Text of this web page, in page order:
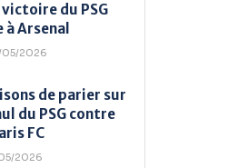
victoire du PSG
à Arsenal
2026
de parier sur
du PSG contre
FC
2026